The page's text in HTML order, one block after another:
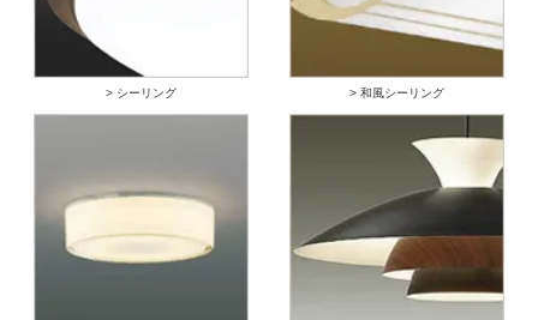
> シーリング > 和風シーリング